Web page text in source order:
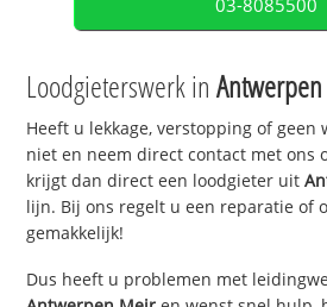
03-8085500
Loodgieterswerk in
Heeft u lekkage, verstopping of geen
niet en neem direct contact met ons
krijgt dan direct een loodgieter uit
lijn. Bij ons regelt u een reparatie of
gemakkelijk!
Dus heeft u problemen met